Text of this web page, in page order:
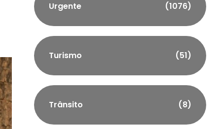
Urgente (1076)
Turismo (51)
Trânsito (8)